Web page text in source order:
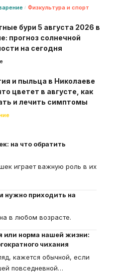
Физкультура и спорт
бури 5 августа 2026 в
прогноз солнечной
на сегодня
и пыльца в Николаеве
цветет в августе, как
и лечить симптомы
на что обратить
играет важную роль в их
нужно приходить на
в любом возрасте.
или норма нашей жизни:
чихания
кажется обычной, если
повседневной…